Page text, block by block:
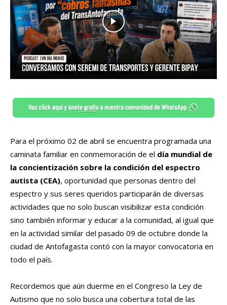
Para el próximo 02 de abril se encuentra programada una
caminata familiar en conmemoración de el día mundial de
la concientización sobre la condición del espectro
autista (CEA), oportunidad que personas dentro del
espectro y sus seres queridos participarán de diversas
actividades que no solo buscan visibilizar esta condición
sino también informar y educar a la comunidad, al igual que
en la actividad similar del pasado 09 de octubre donde la
ciudad de Antofagasta contó con la mayor convocatoria en
todo el país.
Recordemos que aún duerme en el Congreso la Ley de
Autismo que no solo busca una cobertura total de las